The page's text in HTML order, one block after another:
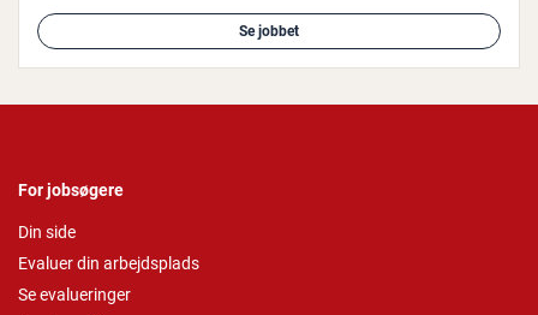
Se jobbet
For jobsøgere
Din side
Evaluer din arbejdsplads
Se evalueringer